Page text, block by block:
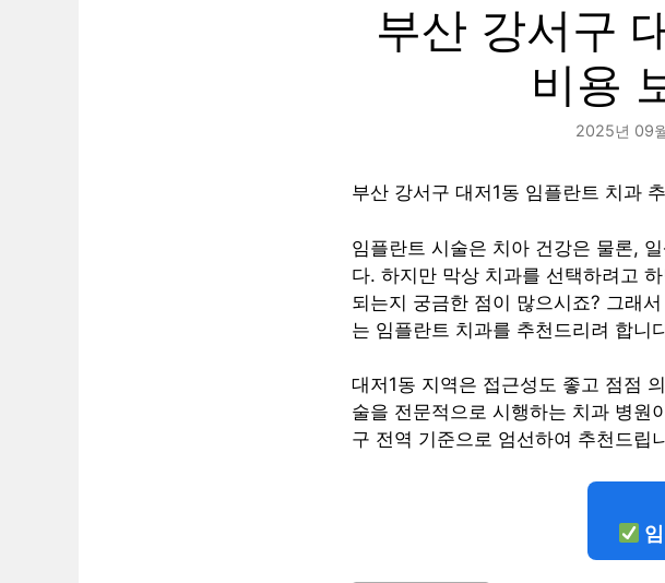
부산 강서구
비용
2025년 09
부산 강서구 대저1동 임플란트 치과
임플란트 시술은 치아 건강은 물론,
다. 하지만 막상 치과를 선택하려고
되는지 궁금한 점이 많으시죠? 그래
는 임플란트 치과를 추천드리려 합니
대저1동 지역은 접근성도 좋고 점점
술을 전문적으로 시행하는 치과 병원
구 전역 기준으로 엄선하여 추천드립